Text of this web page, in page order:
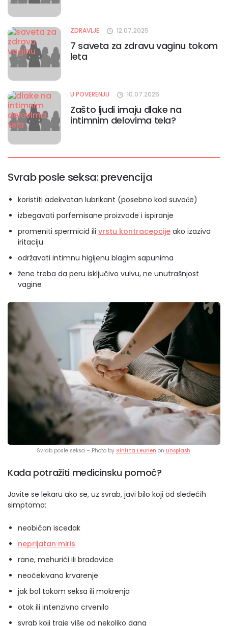
ZDRAVLJE 12.07.2025
7 saveta za zdravu vaginu tokom
leta
U POVERENJU 10.07.2025
Zašto ljudi imaju dlake na
intimnim delovima tela?
Svrab posle seksa: prevencija
koristiti adekvatan lubrikant (posebno kod suvoće)
izbegavati parfemisane proizvode i ispiranje
promeniti spermicid ili vrstu kontracepcije ako izaziva
iritaciju
održavati intimnu higijenu blagim sapunima
žene treba da peru isključivo vulvu, ne unutrašnjost
vagine
Svrab posle seksa – Photo by Sinitta Leunen on Unsplash
Kada potražiti medicinsku pomoć?
Javite se lekaru ako se, uz svrab, javi bilo koji od sledećih
simptoma:
neobičan iscedak
neprijatan miris
rane, mehurići ili bradavice
neočekivano krvarenje
jak bol tokom seksa ili mokrenja
otok ili intenzivno crvenilo
svrab koji traje više od nekoliko dana